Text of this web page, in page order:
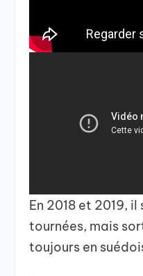
En 2018 et 2019,
tournées, mais
toujours en